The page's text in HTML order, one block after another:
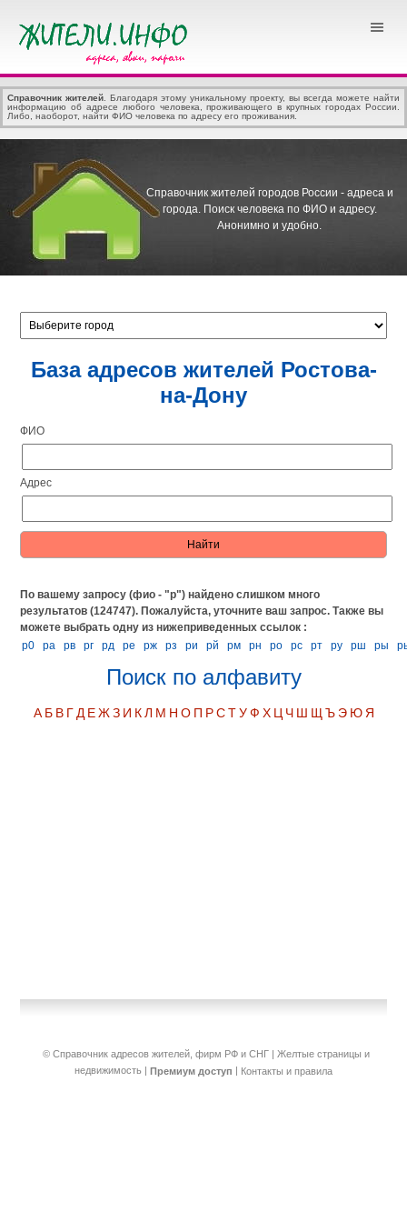
Справочник жителей . Благодаря этому уникальному проекту, вы всегда можете найти
информацию об адресе любого человека, проживающего в крупных городах России.
Либо, наоборот, найти ФИО человека по адресу его проживания.
Справочник жителей городов России - адреса и
города. Поиск человека по ФИО и адресу.
Анонимно и удобно.
База адресов жителей Ростова-
на-Дону
ФИО
Адрес
По вашему запросу (фио - "р") найдено слишком много
результатов (124747). Пожалуйста, уточните ваш запрос.Также вы
можете выбрать одну из нижеприведенных ссылок :
р0
ра рв рг рд ре рж рз ри рй рм рн ро рс рт ру рш ры
Поиск по алфавиту
А Б В Г Д Е Ж З И К Л М Н О П Р С Т У Ф Х Ц Ч Ш Щ Ъ Э Ю Я
© Справочник адресов жителей, фирм РФ и СНГ | Желтые страницы и
недвижимость | Премиум доступ | Контакты и правила